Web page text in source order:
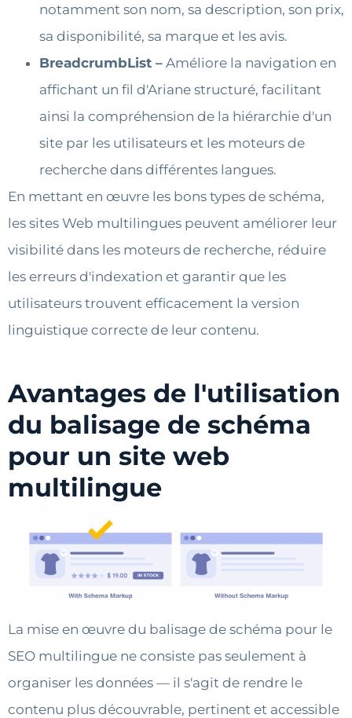
notamment son nom, sa description, son prix,
sa disponibilité, sa marque et les avis.
BreadcrumbList – Améliore la navigation en
affichant un fil d'Ariane structuré, facilitant
ainsi la compréhension de la hiérarchie d'un
site par les utilisateurs et les moteurs de
recherche dans différentes langues.
En mettant en œuvre les bons types de schéma,
les sites Web multilingues peuvent améliorer leur
visibilité dans les moteurs de recherche, réduire
les erreurs d'indexation et garantir que les
utilisateurs trouvent efficacement la version
linguistique correcte de leur contenu.
Avantages de l'utilisation
du balisage de schéma
pour un site web
multilingue
La mise en œuvre du balisage de schéma pour le
SEO multilingue ne consiste pas seulement à
organiser les données — il s'agit de rendre le
contenu plus découvrable, pertinent et accessible